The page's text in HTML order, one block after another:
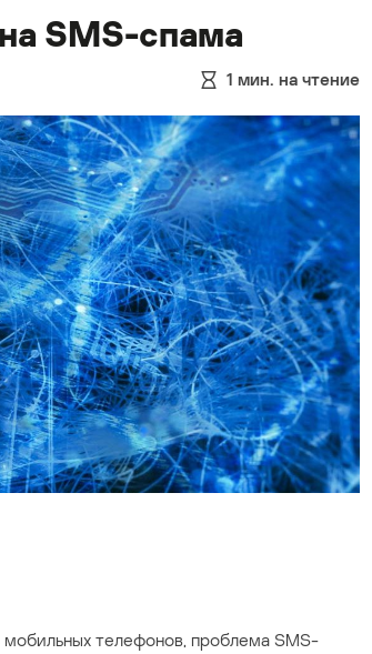
SMS-спама
1 мин. на чтение
телефонов, проблема SMS-